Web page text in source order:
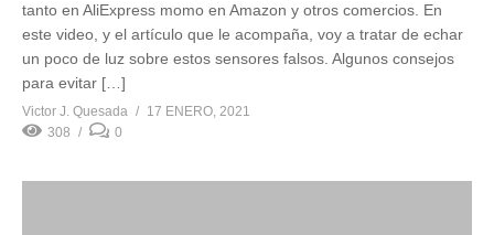
tanto en AliExpress momo en Amazon y otros comercios. En
este video, y el artículo que le acompaña, voy a tratar de echar
un poco de luz sobre estos sensores falsos. Algunos consejos
para evitar […]
Victor J. Quesada
17 ENERO, 2021
308
0